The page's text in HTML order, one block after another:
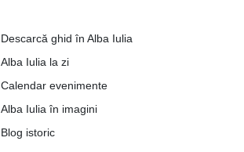
Descarcă ghid în Alba Iulia
Alba Iulia la zi
Calendar evenimente
Alba Iulia în imagini
Blog istoric